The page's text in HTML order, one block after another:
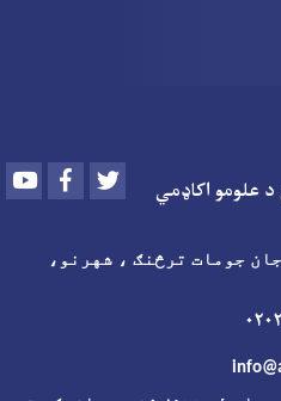
د علومو اکاډمي Youtube Facebook
جومات ترڅنګ ، شهرنو،